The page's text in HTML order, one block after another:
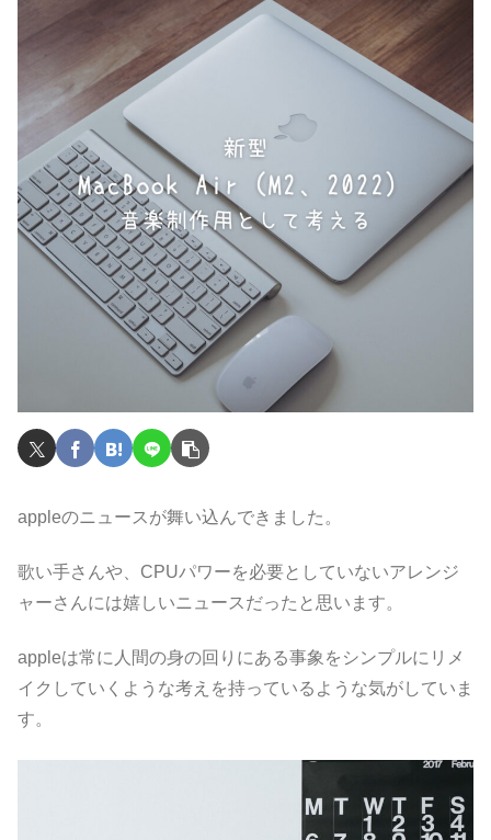
appleのニュースが舞い込んできました。
歌い手さんや、CPUパワーを必要としていないアレンジ
ャーさんには嬉しいニュースだったと思います。
appleは常に人間の身の回りにある事象をシンプルにリメ
イクしていくような考えを持っているような気がしていま
す。